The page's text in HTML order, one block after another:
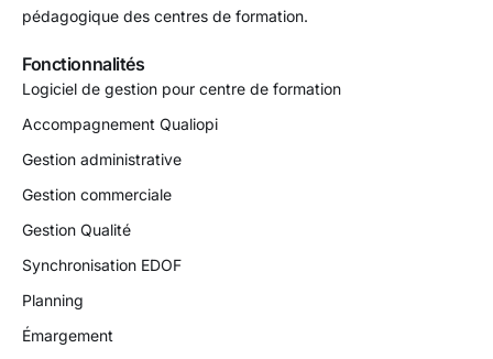
pédagogique des centres de formation.
Fonctionnalités
Logiciel de gestion pour centre de formation
Accompagnement Qualiopi
Gestion administrative
Gestion commerciale
Gestion Qualité
Synchronisation EDOF
Planning
Émargement